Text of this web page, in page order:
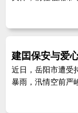
建囯保安与爱
近日，岳阳市遭受
暴雨，汛情空前严